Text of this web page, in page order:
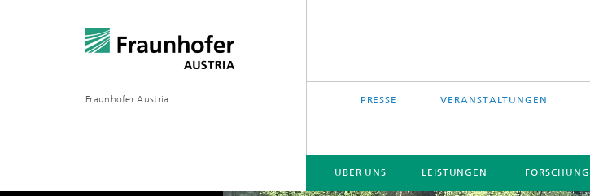
Fraunhofer Austria PRESSE VERANSTALTUNGEN
ÜBER UNS LEISTUNGEN FORSCHUNG